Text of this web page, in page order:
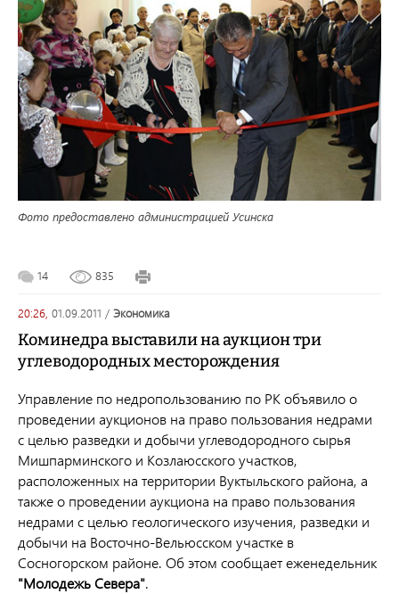
Фото предоставлено администрацией Усинска
14 835
20:26, 01.09.2011 / экономика
Коминедра выставили на аукцион три
углеводородных месторождения
Управление по недропользованию по РК объявило о
проведении аукционов на право пользования недрами
с целью разведки и добычи углеводородного сырья
Мишпарминского и Козлаюсского участков,
расположенных на территории Вуктыльского района, а
также о проведении аукциона на право пользования
недрами с целью геологического изучения, разведки и
добычи на Восточно-Вельюсском участке в
Сосногорском районе. Об этом сообщает еженедельник
"Молодежь Севера".